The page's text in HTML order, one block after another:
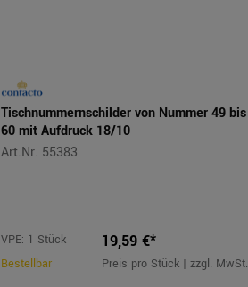
Tischnummernschilder von Nummer 49 bis
60 mit Aufdruck 18/10
Art.Nr. 55383
VPE: 1 Stück
Bestellbar
19,59 €*
Preis pro Stück | zzgl. MwSt.